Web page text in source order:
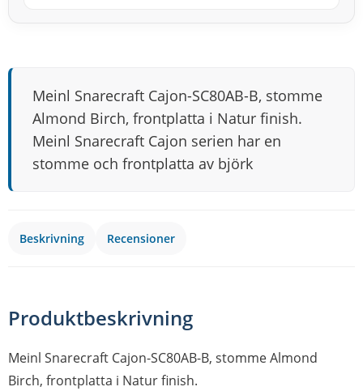
Meinl Snarecraft Cajon-SC80AB-B, stomme
Almond Birch, frontplatta i Natur finish.
Meinl Snarecraft Cajon serien har en
stomme och frontplatta av björk
Beskrivning Recensioner
Produktbeskrivning
Meinl Snarecraft Cajon-SC80AB-B, stomme Almond
Birch, frontplatta i Natur finish.